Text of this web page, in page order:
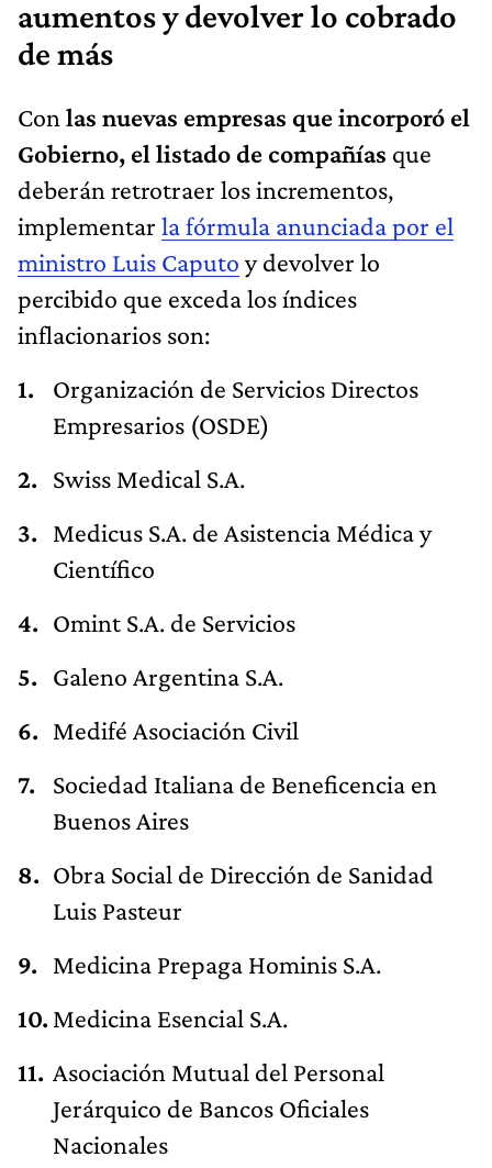
aumentos y devolver lo cobrado
de más
Con las nuevas empresas que incorporó el
Gobierno, el listado de compañías que
deberán retrotraer los incrementos,
implementar la fórmula anunciada por el
ministro Luis Caputo y devolver lo
percibido que exceda los índices
inflacionarios son:
Organización de Servicios Directos
Empresarios (OSDE)
Swiss Medical S.A.
Medicus S.A. de Asistencia Médica y
Científico
Omint S.A. de Servicios
Galeno Argentina S.A.
Medifé Asociación Civil
Sociedad Italiana de Beneficencia en
Buenos Aires
Obra Social de Dirección de Sanidad
Luis Pasteur
Medicina Prepaga Hominis S.A.
Medicina Esencial S.A.
Asociación Mutual del Personal
Jerárquico de Bancos Oficiales
Nacionales